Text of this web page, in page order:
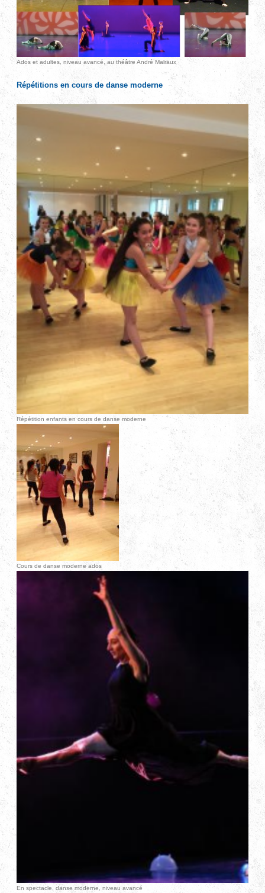
Ados et adultes, niveau avancé, au théâtre André Malraux
Répétitions en cours de danse moderne
Répétition enfants en cours de danse moderne
Cours de danse moderne ados
En spectacle, danse moderne, niveau avancé